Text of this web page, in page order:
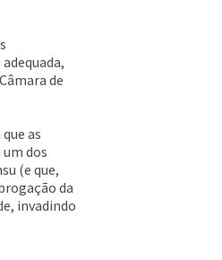
de
as
dos
(e que,
da
invadindo